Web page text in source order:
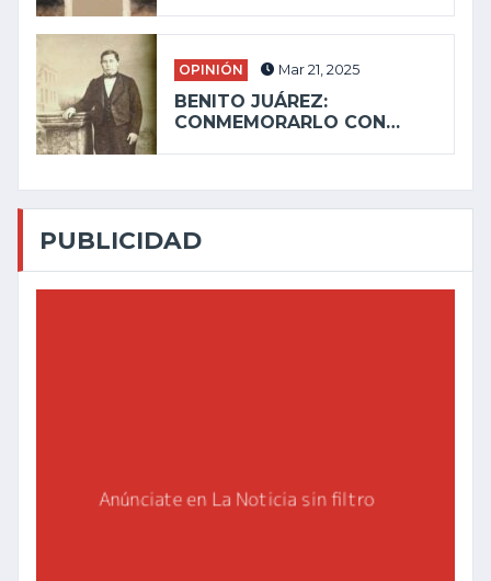
OPINIÓN Mar 21, 2025
BENITO JUÁREZ:
CONMEMORARLO CON…
PUBLICIDAD